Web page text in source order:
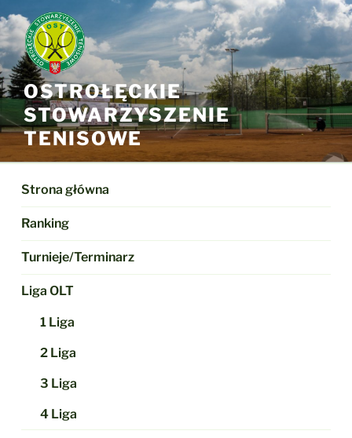
do
treści
OSTROŁĘCKIE
STOWARZYSZENIE
TENISOWE
Strona główna
Ranking
Turnieje/Terminarz
Liga OLT
1 Liga
2 Liga
3 Liga
4 Liga